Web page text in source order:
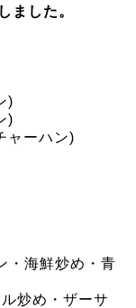
ました。
)
)
ャーハン)
・海鮮炒め・青
炒め・ザーサ